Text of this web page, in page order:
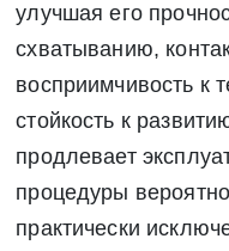
улучшая его
схватыванию,
восприимчивость к
стойкость к
продлевает
процедуры
практически